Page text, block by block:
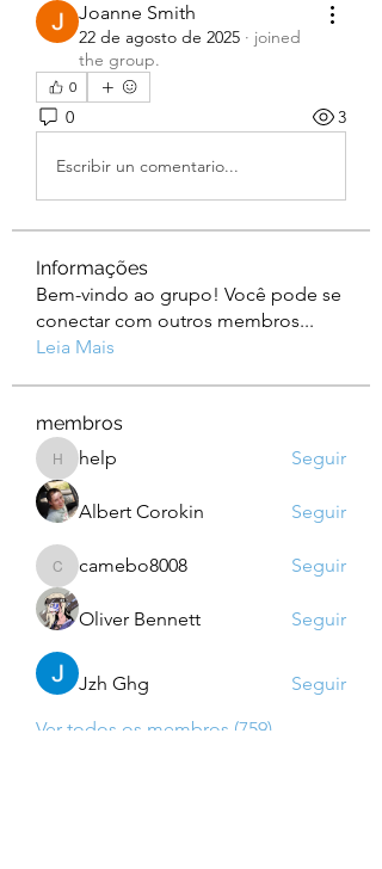
Joanne Smith
22 de agosto de 2025 · joined
the group.
0
0 3
Escribir un comentario...
Informações
Bem-vindo ao grupo! Você pode se
conectar com outros membros...
Leia Mais
membros
helphelp Seguir
Albert Corokin Seguir
camebo8008
camebo8008 Seguir
Oliver Bennett Seguir
Jzh Ghg
Seguir
Ver todos os membros (759)